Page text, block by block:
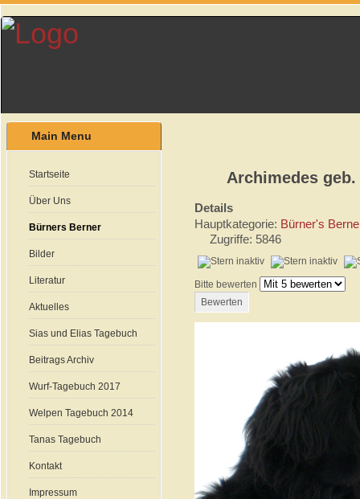
Main Menu
Startseite
Über Uns
Bürners Berner
Bilder
Literatur
Aktuelles
Sias und Elias Tagebuch
Beitrags Archiv
Wurf-Tagebuch 2017
Welpen Tagebuch 2014
Tanas Tagebuch
Kontakt
Impressum
Archimedes geb.
Details
Hauptkategorie: Bürner's
Zugriffe: 5846
Bitte bewerten